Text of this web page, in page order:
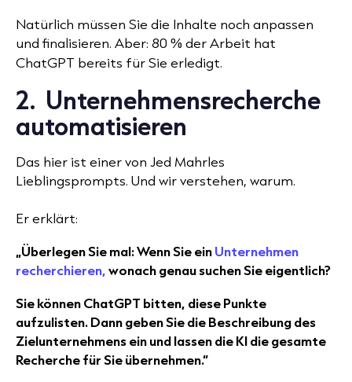
Natürlich müssen Sie die Inhalte noch anpassen
und finalisieren. Aber: 80 % der Arbeit hat
ChatGPT bereits für Sie erledigt.
2. Unternehmensrecherche
automatisieren
Das hier ist einer von Jed Mahrles
Lieblingsprompts. Und wir verstehen, warum.
Er erklärt:
„Überlegen Sie mal: Wenn Sie einUnternehmen
recherchieren,wonach genau suchen Sie eigentlich?
Sie können ChatGPT bitten, diese Punkte
aufzulisten. Dann geben Sie die Beschreibung des
Zielunternehmens ein und lassen die KI die gesamte
Recherche für Sie übernehmen.“